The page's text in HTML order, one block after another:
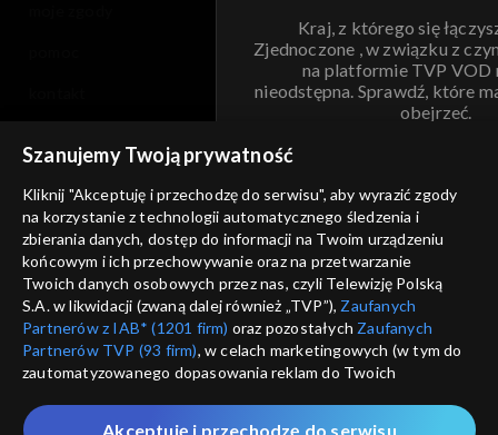
Kraj, z którego się
Zjednoczone , w związku z
na platformie TVP VOD
nieodstępna. Sprawdź, które
obejrzeć.
ANULUJ
informacje o dostawcy usług
Szanujemy Twoją prywatność
Kliknij "Akceptuję i przechodzę do serwisu", aby wyrazić zgody
na korzystanie z technologii automatycznego śledzenia i
zbierania danych, dostęp do informacji na Twoim urządzeniu
końcowym i ich przechowywanie oraz na przetwarzanie
Twoich danych osobowych przez nas, czyli Telewizję Polską
S.A. w likwidacji (zwaną dalej również „TVP”), Zaufanych
Partnerów z IAB* (1201 firm) oraz pozostałych Zaufanych
Partnerów TVP (93 firm), w celach marketingowych (w tym do
zautomatyzowanego dopasowania reklam do Twoich
które wskazujemy poniżej, a także zgody na udostępnianie
Akceptuję i przechodzę do serwisu